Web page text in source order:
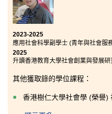
當我逐漸適應書院的節奏
務及實習，豐富自己的閱
分。雖然過程充滿挑戰，
我一步步走近理想，最終
果令我確信，只要方向清晰
最後，感恩一路上有書院
於自己的未來。
2023-2025
應用社會科學副學士 (青年與社會服
2025
升讀香港教育大學社會創業與發展
其他獲取錄的學位課程：
香港樹仁大學社會學 (榮譽)